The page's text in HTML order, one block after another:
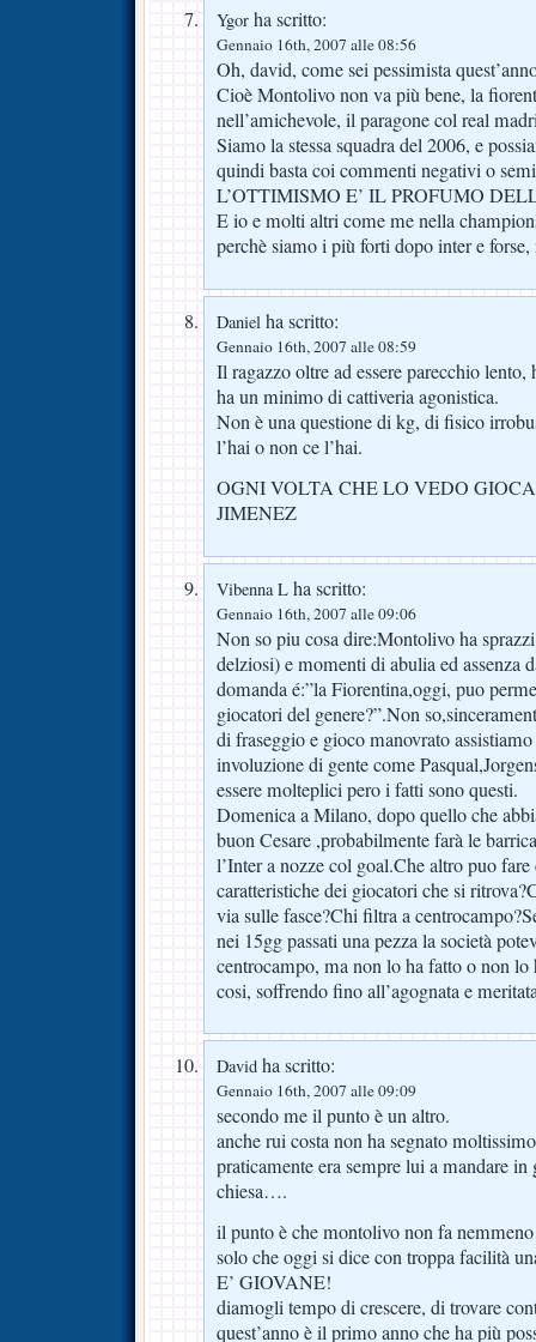
Ygor ha scritto:
Gennaio 16th, 2007 alle 08:56
Oh, david, come sei pessimista
Cioè Montolivo non va più bene, la
nell’amichevole, il paragone col real
Siamo la stessa squadra del 2006, e
quindi basta coi commenti negativi o
L’OTTIMISMO E’ IL PROFUMO
E io e molti altri come me nella
perchè siamo i più forti dopo inter e
Daniel ha scritto:
Gennaio 16th, 2007 alle 08:59
Il ragazzo oltre ad essere parecchio
ha un minimo di cattiveria agonistica.
Non è una questione di kg, di fisico
l’hai o non ce l’hai.
OGNI VOLTA CHE LO VEDO
JIMENEZ
Vibenna L ha scritto:
Gennaio 16th, 2007 alle 09:06
Non so piu cosa dire:Montolivo ha
delziosi) e momenti di abulia ed assenza
domanda é:”la Fiorentina,oggi, puo
giocatori del genere?”.Non
di fraseggio e gioco manovrato
involuzione di gente come
essere molteplici pero i fatti sono questi.
Domenica a Milano, dopo quello che
buon Cesare ,probabilmente farà le
l’Inter a nozze col goal.Che altro puo
caratteristiche dei giocatori che si
via sulle fasce?Chi filtra a
nei 15gg passati una pezza la società
centrocampo, ma non lo ha fatto o non
cosi, soffrendo fino all’agognata e
David ha scritto:
Gennaio 16th, 2007 alle 09:09
secondo me il punto è un altro.
anche rui costa non ha segnato
praticamente era sempre lui a mandare
chiesa….
il punto è che montolivo non fa
solo che oggi si dice con troppa facilità
E’ GIOVANE!
diamogli tempo di crescere, di trovare
quest’anno è il primo anno che ha più